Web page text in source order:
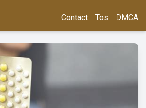
Contact Tos DMCA